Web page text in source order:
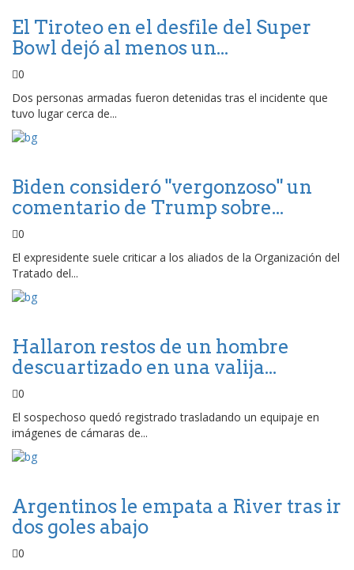
El Tiroteo en el desfile del Super
Bowl dejó al menos un...
0
Dos personas armadas fueron detenidas tras el incidente que
tuvo lugar cerca de...
Biden consideró "vergonzoso" un
comentario de Trump sobre...
0
El expresidente suele criticar a los aliados de la Organización del
Tratado del...
Hallaron restos de un hombre
descuartizado en una valija...
0
El sospechoso quedó registrado trasladando un equipaje en
imágenes de cámaras de...
Argentinos le empata a River tras ir
dos goles abajo
0